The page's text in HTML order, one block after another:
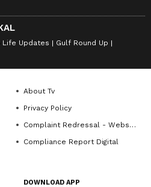
Life Updates
Gulf Round Up
About Tv
Privacy Policy
Complaint Redressal - Website
Compliance Report Digital
DOWNLOAD APP